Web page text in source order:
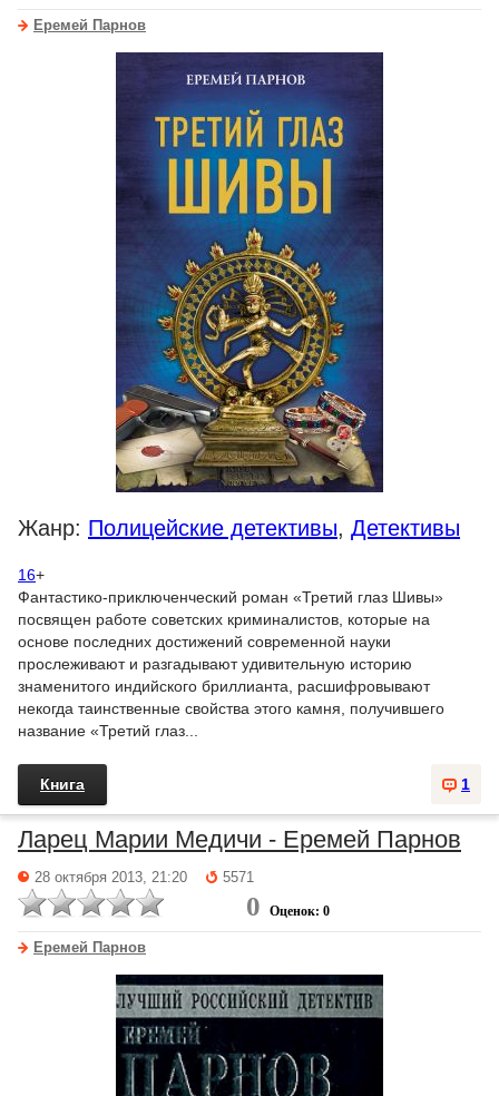
Еремей Парнов
Жанр: Полицейские детективы, Детективы
16+
Фантастико-приключенческий роман «Третий глаз Шивы»
посвящен работе советских криминалистов, которые на
основе последних достижений современной науки
прослеживают и разгадывают удивительную историю
знаменитого индийского бриллианта, расшифровывают
некогда таинственные свойства этого камня, получившего
название «Третий глаз...
1
Книга
Ларец Марии Медичи - Еремей Парнов
28 октября 2013, 21:20 5571
0 Оценок: 0
Еремей Парнов